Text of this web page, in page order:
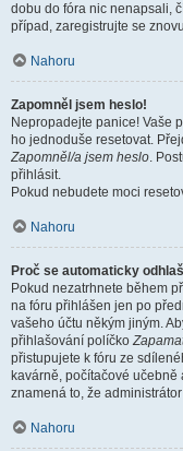
dobu do fóra nic nenapsali,
případ, zaregistrujte se
Nahoru
Zapomněl jsem heslo!
Nepropadejte panice! Vaše
ho jednoduše resetovat.
Zapomněl/a jsem heslo.
přihlásit.
Pokud nebudete moci
Nahoru
Proč se automaticky
Pokud nezatrhnete během
na fóru přihlášen jen po
vašeho účtu někým jiným.
přihlašování políčko
přistupujete k fóru ze
kavárně, počítačové
znamená to, že
Nahoru